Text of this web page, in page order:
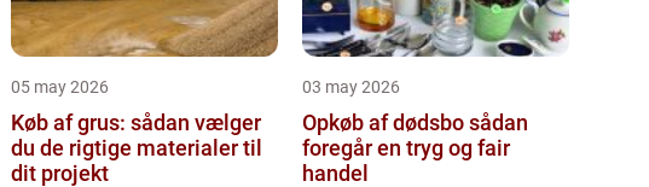
05 may 2026
Køb af grus: sådan vælger
du de rigtige materialer til
dit projekt
03 may 2026
Opkøb af dødsbo sådan
foregår en tryg og fair
handel